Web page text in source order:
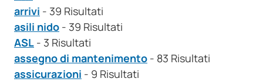
arrivi - 39 Risultati
asili nido - 39 Risultati
ASL - 3 Risultati
assegno di mantenimento - 83 Risultati
assicurazioni - 9 Risultati